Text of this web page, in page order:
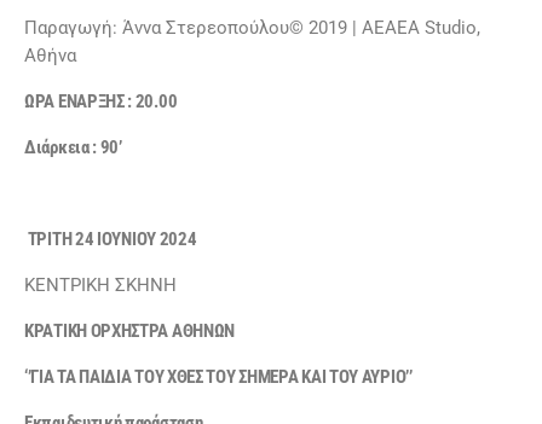
Παραγωγή: Άννα Στερεοπούλου© 2019 | AEAEA Studio,
Αθήνα
ΩΡΑ ΕΝΑΡΞΗΣ : 20.00
Διάρκεια : 90’
ΤΡΙΤΗ 24 ΙΟΥΝΙΟΥ 2024
ΚΕΝΤΡΙΚΗ ΣΚΗΝΗ
ΚΡΑΤΙΚΗ ΟΡΧΗΣΤΡΑ ΑΘΗΝΩΝ
‘’ΓΙΑ ΤΑ ΠΑΙΔΙΑ ΤΟΥ ΧΘΕΣ ΤΟΥ ΣΗΜΕΡΑ ΚΑΙ ΤΟΥ ΑΥΡΙΟ’’